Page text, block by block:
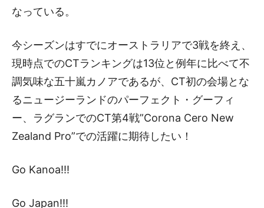
なっている。
今シーズンはすでにオーストラリアで3戦を終え、
現時点でのCTランキングは13位と例年に比べて不
調気味な五十嵐カノアであるが、CT初の会場とな
るニュージーランドのパーフェクト・グーフィ
ー、ラグランでのCT第4戦”Corona Cero New
Zealand Pro”での活躍に期待したい！
Go Kanoa!!!
Go Japan!!!